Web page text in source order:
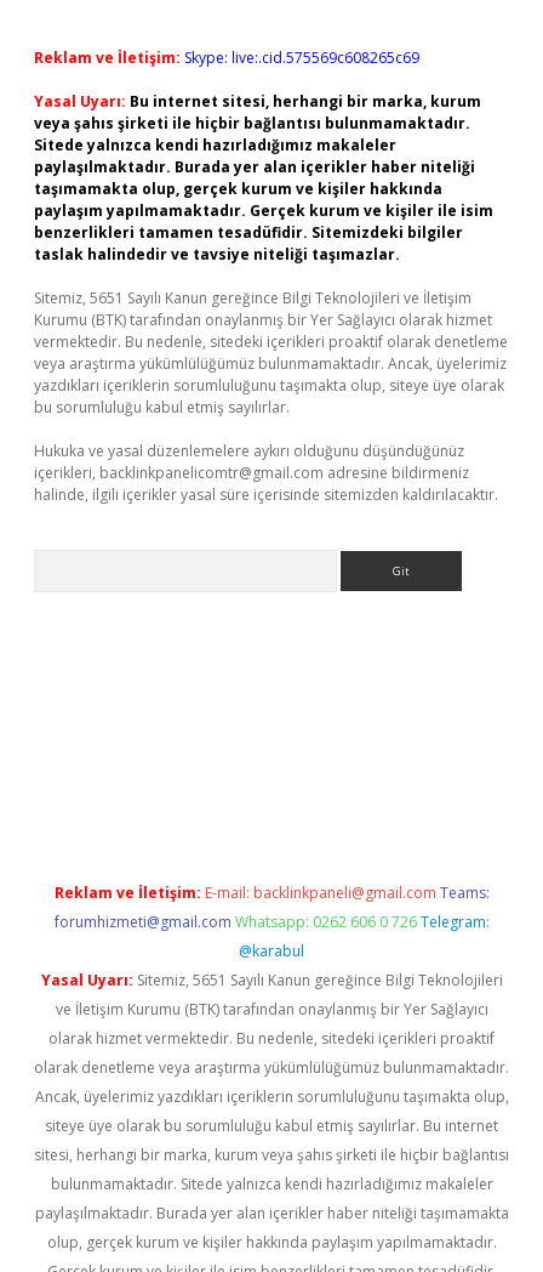
Reklam ve İletişim: Skype: live:.cid.575569c608265c69
Yasal Uyarı: Bu internet sitesi, herhangi bir marka, kurum
veya şahıs şirketi ile hiçbir bağlantısı bulunmamaktadır.
Sitede yalnızca kendi hazırladığımız makaleler
paylaşılmaktadır. Burada yer alan içerikler haber niteliği
taşımamakta olup, gerçek kurum ve kişiler hakkında
paylaşım yapılmamaktadır. Gerçek kurum ve kişiler ile isim
benzerlikleri tamamen tesadüfidir. Sitemizdeki bilgiler
taslak halindedir ve tavsiye niteliği taşımazlar.
Sitemiz, 5651 Sayılı Kanun gereğince Bilgi Teknolojileri ve İletişim
Kurumu (BTK) tarafından onaylanmış bir Yer Sağlayıcı olarak hizmet
vermektedir. Bu nedenle, sitedeki içerikleri proaktif olarak denetleme
veya araştırma yükümlülüğümüz bulunmamaktadır. Ancak, üyelerimiz
yazdıkları içeriklerin sorumluluğunu taşımakta olup, siteye üye olarak
bu sorumluluğu kabul etmiş sayılırlar.
Hukuka ve yasal düzenlemelere aykırı olduğunu düşündüğünüz
içerikleri, backlinkpanelicomtr@gmail.com adresine bildirmeniz
halinde, ilgili içerikler yasal süre içerisinde sitemizden kaldırılacaktır.
Reklam ve İletişim: E-mail: backlinkpaneli@gmail.com Teams:
forumhizmeti@gmail.com Whatsapp: 0262 606 0 726 Telegram:
@karabul
Yasal Uyarı: Sitemiz, 5651 Sayılı Kanun gereğince Bilgi Teknolojileri
ve İletişim Kurumu (BTK) tarafından onaylanmış bir Yer Sağlayıcı
olarak hizmet vermektedir. Bu nedenle, sitedeki içerikleri proaktif
olarak denetleme veya araştırma yükümlülüğümüz bulunmamaktadır.
Ancak, üyelerimiz yazdıkları içeriklerin sorumluluğunu taşımakta olup,
siteye üye olarak bu sorumluluğu kabul etmiş sayılırlar. Bu internet
sitesi, herhangi bir marka, kurum veya şahıs şirketi ile hiçbir bağlantısı
bulunmamaktadır. Sitede yalnızca kendi hazırladığımız makaleler
paylaşılmaktadır. Burada yer alan içerikler haber niteliği taşımamakta
olup, gerçek kurum ve kişiler hakkında paylaşım yapılmamaktadır.